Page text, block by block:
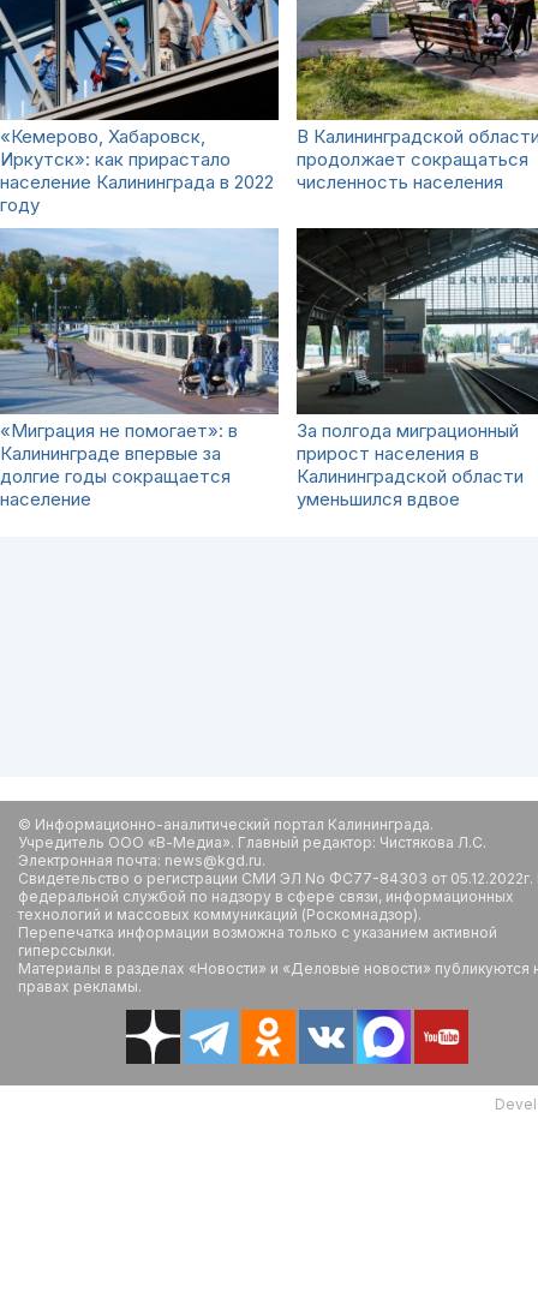
«Кемерово, Хабаровск,
Иркутск»: как прирастало
население Калининграда в 2022
году
В Калининградской
продолжает сокращаться
численность населения
«Миграция не помогает»: в
Калининграде впервые за
долгие годы сокращается
население
За полгода миграционный
прирост населения в
Калининградской области
уменьшился вдвое
© Информационно-аналитический портал Калининграда.
Учредитель ООО «В-Медиа». Главный редактор: Чистякова Л.С.
Электронная почта: news@kgd.ru.
Свидетельство о регистрации СМИ ЭЛ No ФС77-84303 от
федеральной службой по надзору в сфере связи, информационных
технологий и массовых коммуникаций (Роскомнадзор).
Перепечатка информации возможна только с указанием активной
гиперссылки.
Материалы в разделах «Новости» и «Деловые новости» публикуются
правах рекламы.